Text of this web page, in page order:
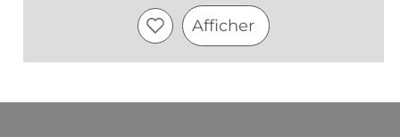
Afficher